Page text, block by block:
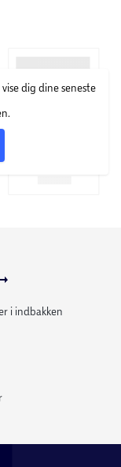
europæiske
dig dine seneste
i indbakken